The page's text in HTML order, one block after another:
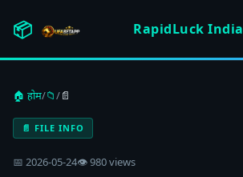
📦 RapidLuck India
🏠 होम/📁/📄
📄 FILE INFO
📅 2026-05-24👁 980 views